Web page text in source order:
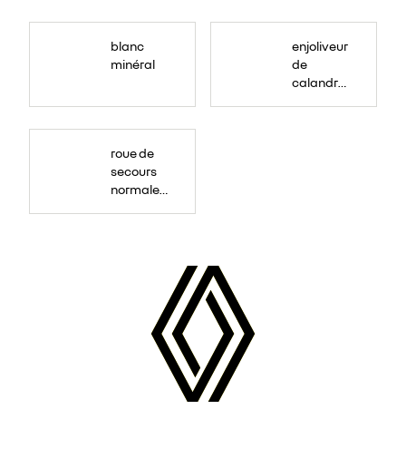
blanc
minéral
enjoliveur
de
calandre
roue de
secours
normale